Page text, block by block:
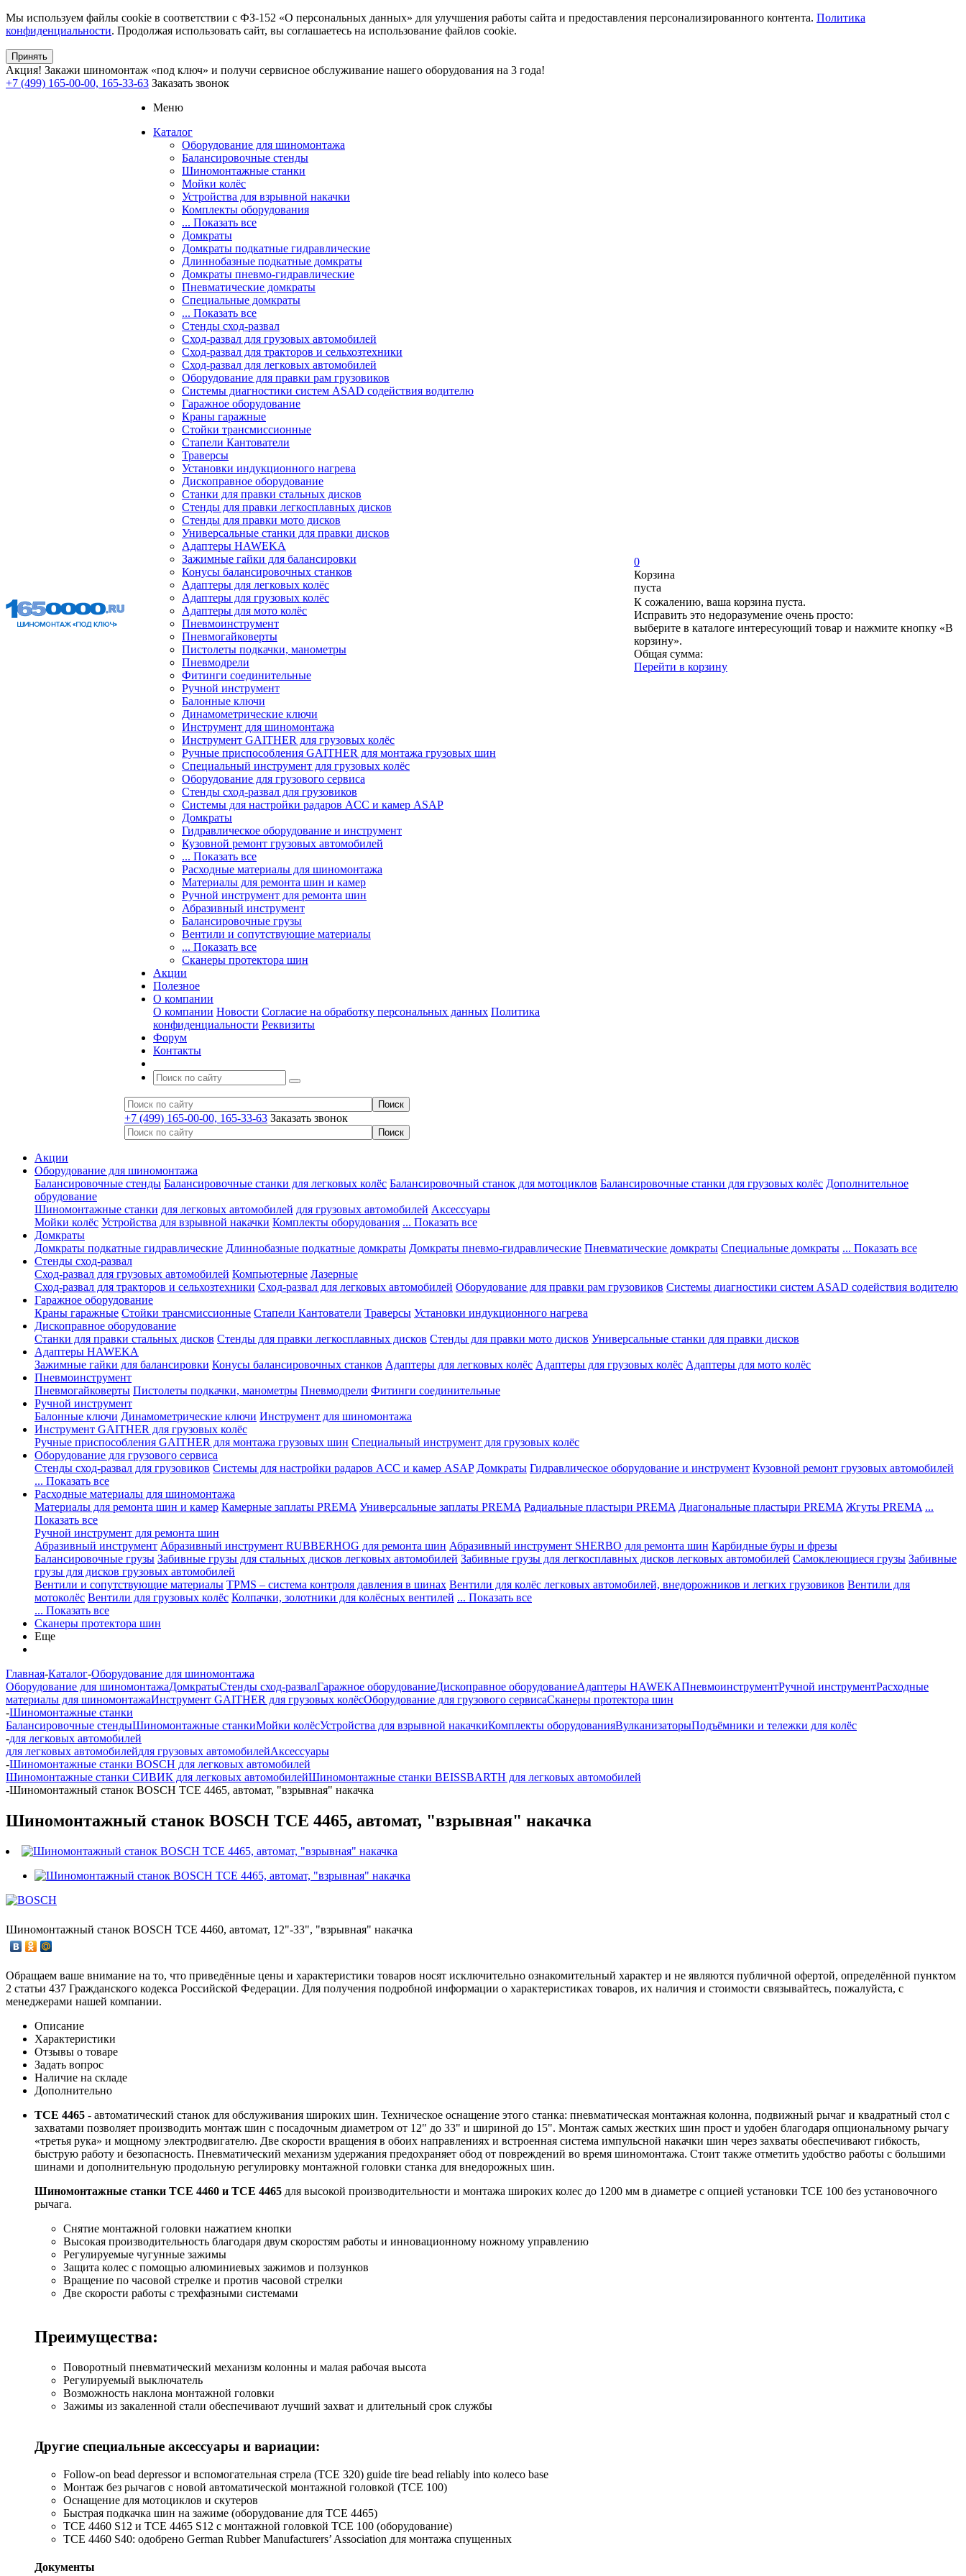
Мы используем файлы cookie в соответствии с ФЗ-152 «О персональных данных» для улучшения работы сайта и предоставления персонализированного контента. Политика
конфиденциальности. Продолжая использовать сайт, вы соглашаетесь на использование файлов cookie.
Принять
Акция! Закажи шиномонтаж «под ключ» и получи сервисное обслуживание нашего оборудования на 3 года!
+7 (499) 165-00-00, 165-33-63 Заказать звонок
Меню
Каталог
Оборудование для шиномонтажа
Балансировочные стенды
Шиномонтажные станки
Мойки колёс
Устройства для взрывной накачки
Комплекты оборудования
... Показать все
Домкраты
Домкраты подкатные гидравлические
Длиннобазные подкатные домкраты
Домкраты пневмо-гидравлические
Пневматические домкраты
Специальные домкраты
... Показать все
Стенды сход-развал
Сход-развал для грузовых автомобилей
Сход-развал для тракторов и сельхозтехники
Сход-развал для легковых автомобилей
Оборудование для правки рам грузовиков
Системы диагностики систем ASAD содействия водителю
Гаражное оборудование
Краны гаражные
Стойки трансмиссионные
Стапели Кантователи
Траверсы
Установки индукционного нагрева
Дископравное оборудование
Станки для правки стальных дисков
Стенды для правки легкосплавных дисков
Стенды для правки мото дисков
Универсальные станки для правки дисков
Адаптеры HAWEKA
Зажимные гайки для балансировки
Конусы балансировочных станков
Адаптеры для легковых колёс
Адаптеры для грузовых колёс
Адаптеры для мото колёс
Пневмоинструмент
Пневмогайковерты
Пистолеты подкачки, манометры
Пневмодрели
Фитинги соединительные
Ручной инструмент
Балонные ключи
Динамометрические ключи
Инструмент для шиномонтажа
Инструмент GAITHER для грузовых колёс
Ручные приспособления GAITHER для монтажа грузовых шин
Специальный инструмент для грузовых колёс
Оборудование для грузового сервиса
Стенды сход-развал для грузовиков
Системы для настройки радаров ACC и камер ASAP
Домкраты
Гидравлическое оборудование и инструмент
Кузовной ремонт грузовых автомобилей
... Показать все
Расходные материалы для шиномонтажа
Материалы для ремонта шин и камер
Ручной инструмент для ремонта шин
Абразивный инструмент
Балансировочные грузы
Вентили и сопутствующие материалы
... Показать все
Сканеры протектора шин
Акции
Полезное
О компании
О компании Новости Согласие на обработку персональных данных Политика
конфиденциальности Реквизиты
Форум
Контакты
+7 (499) 165-00-00, 165-33-63 Заказать звонок
0
Корзина
пуста
К сожалению, ваша корзина пуста.
Исправить это недоразумение очень просто:
выберите в каталоге интересующий товар и нажмите кнопку «В
корзину».
Общая сумма:
Перейти в корзину
Акции
Оборудование для шиномонтажа
Балансировочные стенды Балансировочные станки для легковых колёс Балансировочный станок для мотоциклов Балансировочные станки для грузовых колёс Дополнительное
обрудование
Шиномонтажные станки для легковых автомобилей для грузовых автомобилей Аксессуары
Мойки колёс Устройства для взрывной накачки Комплекты оборудования ... Показать все
Домкраты
Домкраты подкатные гидравлические Длиннобазные подкатные домкраты Домкраты пневмо-гидравлические Пневматические домкраты Специальные домкраты ... Показать все
Стенды сход-развал
Сход-развал для грузовых автомобилей Компьютерные Лазерные
Сход-развал для тракторов и сельхозтехники Сход-развал для легковых автомобилей Оборудование для правки рам грузовиков Системы диагностики систем ASAD содействия водителю
Гаражное оборудование
Краны гаражные Стойки трансмиссионные Стапели Кантователи Траверсы Установки индукционного нагрева
Дископравное оборудование
Станки для правки стальных дисков Стенды для правки легкосплавных дисков Стенды для правки мото дисков Универсальные станки для правки дисков
Адаптеры HAWEKA
Зажимные гайки для балансировки Конусы балансировочных станков Адаптеры для легковых колёс Адаптеры для грузовых колёс Адаптеры для мото колёс
Пневмоинструмент
Пневмогайковерты Пистолеты подкачки, манометры Пневмодрели Фитинги соединительные
Ручной инструмент
Балонные ключи Динамометрические ключи Инструмент для шиномонтажа
Инструмент GAITHER для грузовых колёс
Ручные приспособления GAITHER для монтажа грузовых шин Специальный инструмент для грузовых колёс
Оборудование для грузового сервиса
Стенды сход-развал для грузовиков Системы для настройки радаров ACC и камер ASAP Домкраты Гидравлическое оборудование и инструмент Кузовной ремонт грузовых автомобилей
... Показать все
Расходные материалы для шиномонтажа
Материалы для ремонта шин и камер Камерные заплаты PREMA Универсальные заплаты PREMA Радиальные пластыри PREMA Диагональные пластыри PREMA Жгуты PREMA ...
Показать все
Ручной инструмент для ремонта шин
Абразивный инструмент Абразивный инструмент RUBBERHOG для ремонта шин Абразивный инструмент SHERBO для ремонта шин Карбидные буры и фрезы
Балансировочные грузы Забивные грузы для стальных дисков легковых автомобилей Забивные грузы для легкосплавных дисков легковых автомобилей Самоклеющиеся грузы Забивные
грузы для дисков грузовых автомобилей
Вентили и сопутствующие материалы TPMS – система контроля давления в шинах Вентили для колёс легковых автомобилей, внедорожников и легких грузовиков Вентили для
мотоколёс Вентили для грузовых колёс Колпачки, золотники для колёсных вентилей ... Показать все
... Показать все
Сканеры протектора шин
Еще
Главная-Каталог-Оборудование для шиномонтажа
Оборудование для шиномонтажаДомкратыСтенды сход-развалГаражное оборудованиеДископравное оборудованиеАдаптеры HAWEKAПневмоинструментРучной инструментРасходные
материалы для шиномонтажаИнструмент GAITHER для грузовых колёсОборудование для грузового сервисаСканеры протектора шин
-Шиномонтажные станки
Балансировочные стендыШиномонтажные станкиМойки колёсУстройства для взрывной накачкиКомплекты оборудованияВулканизаторыПодъёмники и тележки для колёс
-для легковых автомобилей
для легковых автомобилейдля грузовых автомобилейАксессуары
-Шиномонтажные станки BOSCH для легковых автомобилей
Шиномонтажные станки СИВИК для легковых автомобилейШиномонтажные станки BEISSBARTH для легковых автомобилей
-Шиномонтажный станок BOSCH TCE 4465, автомат, "взрывная" накачка
Шиномонтажный станок BOSCH TCE 4465, автомат, "взрывная" накачка
Шиномонтажный станок BOSCH TCE 4460, автомат, 12"-33", "взрывная" накачка
Обращаем ваше внимание на то, что приведённые цены и характеристики товаров носят исключительно ознакомительный характер и не являются публичной офертой, определённой пунктом
2 статьи 437 Гражданского кодекса Российской Федерации. Для получения подробной информации о характеристиках товаров, их наличия и стоимости связывайтесь, пожалуйста, с
менеджерами нашей компании.
Описание
Характеристики
Отзывы о товаре
Задать вопрос
Наличие на складе
Дополнительно
ТСЕ 4465 - автоматический станок для обслуживания широких шин. Техническое оснащение этого станка: пневматическая монтажная колонна, подвижный рычаг и квадратный стол с
захватами позволяет производить монтаж шин с посадочным диаметром от 12" до 33" и шириной до 15". Монтаж самых жестких шин прост и удобен благодаря опциональному рычагу
«третья рука» и мощному электродвигателю. Две скорости вращения в обоих направлениях и встроенная система импульсной накачки шин через захваты обеспечивают гибкость,
быструю работу и безопасность. Пневматический механизм удержания предохраняет обод от повреждений во время шиномонтажа. Стоит также отметить удобство работы с большими
шинами и дополнительную продольную регулировку монтажной головки станка для внедорожных шин.
Шиномонтажные станки TCE 4460 и TCE 4465 для высокой производительности и монтажа широких колес до 1200 мм в диаметре с опцией установки TCE 100 без установочного
рычага.
Снятие монтажной головки нажатием кнопки
Высокая производительность благодаря двум скоростям работы и инновационному ножному управлению
Регулируемые чугунные зажимы
Защита колес с помощью алюминиевых зажимов и ползунков
Вращение по часовой стрелке и против часовой стрелки
Две скорости работы с трехфазными системами
Преимущества:
Поворотный пневматический механизм колонны и малая рабочая высота
Регулируемый выключатель
Возможность наклона монтажной головки
Зажимы из закаленной стали обеспечивают лучший захват и длительный срок службы
Другие специальные аксессуары и вариации:
Follow-on bead depressor и вспомогательная стрела (TCE 320) guide tire bead reliably into колесо base
Монтаж без рычагов с новой автоматической монтажной головкой (TCE 100)
Оснащение для мотоциклов и скутеров
Быстрая подкачка шин на зажиме (оборудование для TCE 4465)
TCE 4460 S12 и TCE 4465 S12 с монтажной головкой TCE 100 (оборудование)
TCE 4460 S40: одобрено German Rubber Manufacturers’ Association для монтажа спущенных
Документы